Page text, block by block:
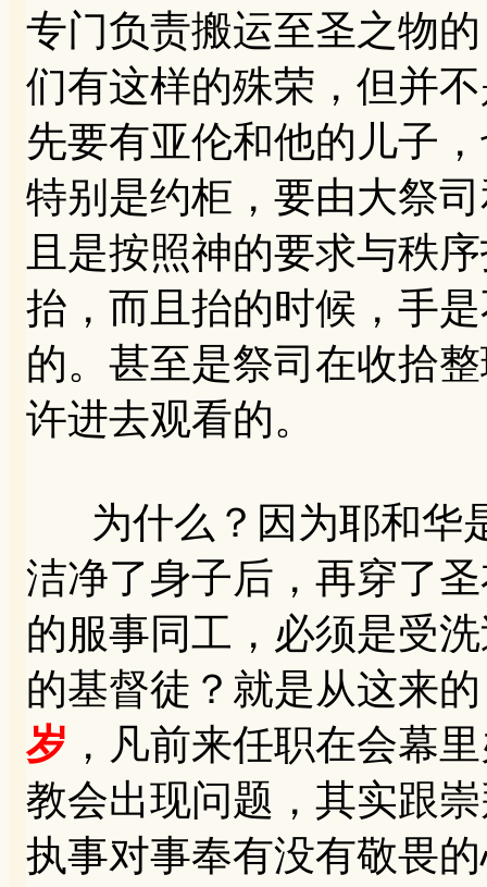
专门负责搬运至圣之物
们有这样的殊荣，但并
先要有亚伦和他的儿子
特别是约柜，要由大祭
且是按照神的要求与秩
抬，而且抬的时候，手
的。甚至是祭司在收拾
许进去观看的。
为什么？因为耶和华
洁净了身子后，再穿了
的服事同工，必须是受
的基督徒？就是从这来
岁 ，凡前来任职在会幕
教会出现问题，其实跟
执事对事奉有没有敬畏